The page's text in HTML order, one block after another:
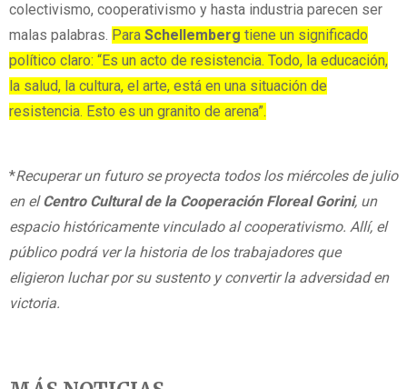
colectivismo, cooperativismo y hasta industria parecen ser
malas palabras. Para Schellemberg tiene un significado
político claro: “Es un acto de resistencia. Todo, la educación,
la salud, la cultura, el arte, está en una situación de
resistencia. Esto es un granito de arena”.
*Recuperar un futuro se proyecta todos los miércoles de julio
en elCentro Cultural de la Cooperación Floreal Gorini, un
espacio históricamente vinculado al cooperativismo. Allí, el
público podrá ver la historia de los trabajadores que
eligieron luchar por su sustento y convertir la adversidad en
victoria.